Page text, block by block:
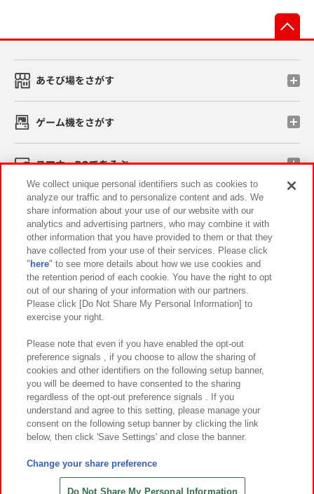
あそび場をさがす
ゲーム機をさがす
スマホ・PCであそぶ
イベント・キャンペーン
関連会社 サステナビリティ サイトポリシー
プライバシーポリシー ウェブアクセシビリティ方針と検証結果
お取引先さまとともに
カスタマーハラスメント対応方針 よくあるご質問・お問い合わせ
©Bandai Namco Amusement Inc.
©Bandai Namco Amusement Lab Inc.
©HANAYASHIKI Co., Ltd. All Rights Reserved.
We collect unique personal identifiers such as cookies to
analyze our traffic and to personalize content and ads. We
share information about your use of our website with our
analytics and advertising partners, who may combine it with
other information that you have provided to them or that they
have collected from your use of their services. Please click
" here" to see more details about how we use cookies and
the retention period of each cookie. You have the right to opt
out of our sharing of your information with our partners.
Please click [Do Not Share My Personal Information] to
exercise your right.
Please note that even if you have enabled the opt-out
preference signals , if you choose to allow the sharing of
cookies and other identifiers on the following setup banner,
you will be deemed to have consented to the sharing
regardless of the opt-out preference signals . If you
understand and agree to this setting, please manage your
consent on the following setup banner by clicking the link
below, then click 'Save Settings' and close the banner.
Change your share preference
Do Not Share My Personal Information